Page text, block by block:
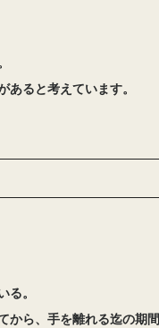
ると考えています。
る。
から、手を離れる迄の期間